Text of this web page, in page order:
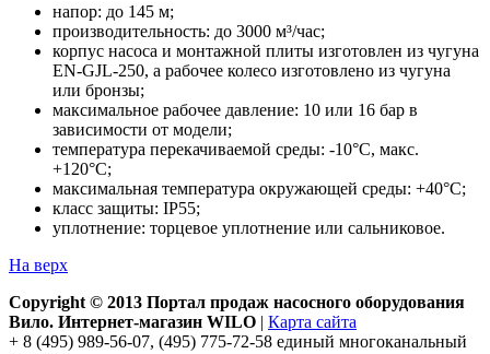
напор: до 145 м;
производительность: до 3000 м³/час;
корпус насоса и монтажной плиты изготовлен из чугуна
EN-GJL-250, а рабочее колесо изготовлено из чугуна
или бронзы;
максимальное рабочее давление: 10 или 16 бар в
зависимости от модели;
температура перекачиваемой среды: -10°С, макс.
+120°С;
максимальная температура окружающей среды: +40°С;
класс защиты: IP55;
уплотнение: торцевое уплотнение или сальниковое.
На верх
Copyright © 2013 Портал продаж насосного оборудования
Вило. Интернет-магазин WILO | Карта сайта
+ 8 (495) 989-56-07, (495) 775-72-58 единый многоканальный